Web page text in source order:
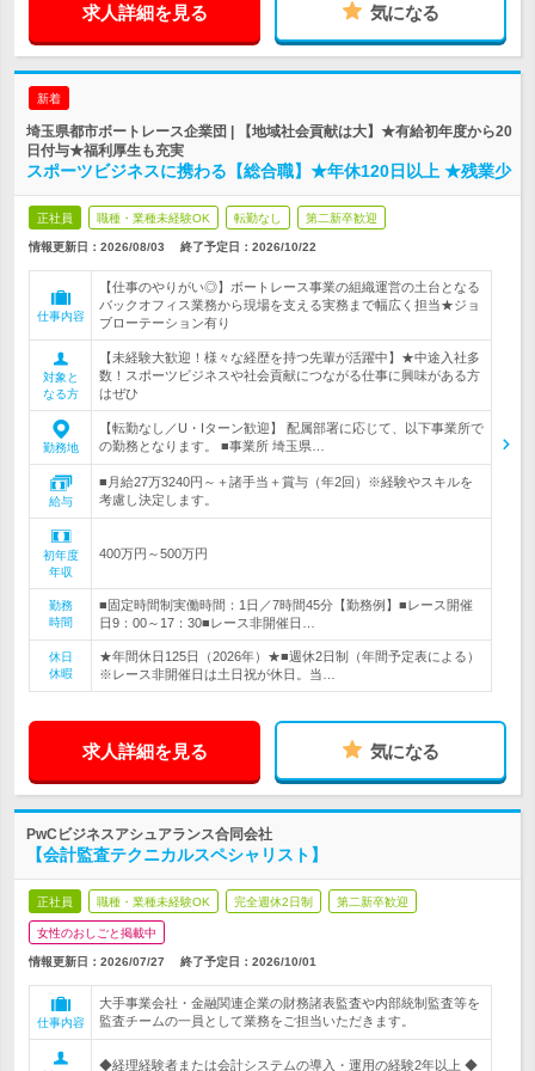
求人詳細を見る 気になる
新着
埼玉県都市ボートレース企業団 | 【地域社会貢献は大】★有給初年度から20
日付与★福利厚生も充実
スポーツビジネスに携わる【総合職】★年休120日以上 ★残業少
正社員 職種・業種未経験OK 転勤なし 第二新卒歓迎
情報更新日：2026/08/03 終了予定日： 2026/10/22
仕事内容
【仕事のやりがい◎】ボートレース事業の組織運営の土台となる
バックオフィス業務から現場を支える実務まで幅広く担当★ジョ
ブローテーション有り
対象と
なる方
【未経験大歓迎！様々な経歴を持つ先輩が活躍中】★中途入社多
数！スポーツビジネスや社会貢献につながる仕事に興味がある方
はぜひ
勤務地
【転勤なし／U・Iターン歓迎】 配属部署に応じて、以下事業所で
の勤務となります。 ■事業所 埼玉県…
給与
■月給27万3240円～＋諸手当＋賞与（年2回）※経験やスキルを
考慮し決定します。
初年度
年収
400万円～500万円
勤務
時間
■固定時間制実働時間：1日／7時間45分【勤務例】■レース開催
日9：00～17：30■レース非開催日…
休日
休暇
★年間休日125日（2026年）★■週休2日制（年間予定表による）
※レース非開催日は土日祝が休日。当…
求人詳細を見る 気になる
PwCビジネスアシュアランス合同会社
【会計監査テクニカルスペシャリスト】
正社員 職種・業種未経験OK 完全週休2日制 第二新卒歓迎
女性のおしごと掲載中
情報更新日：2026/07/27 終了予定日： 2026/10/01
仕事内容
大手事業会社・金融関連企業の財務諸表監査や内部統制監査等を
監査チームの一員として業務をご担当いただきます。
◆経理経験者または会計システムの導入・運用の経験2年以上 ◆